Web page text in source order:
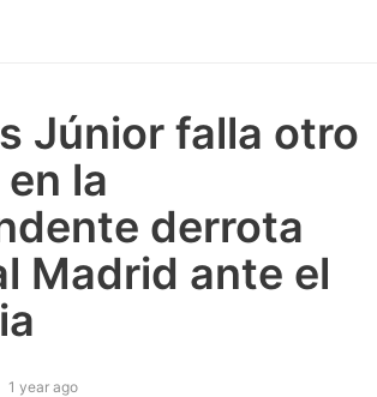
Júnior falla otro
la
derrota
Madrid ante el
1 year ago